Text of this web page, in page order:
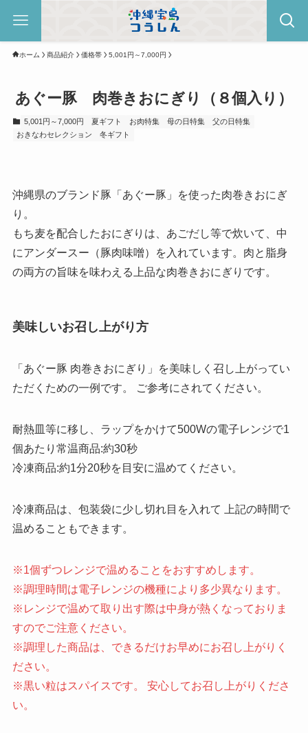
ホーム 商品紹介 価格帯 5,001円～7,000円
あぐー豚 肉巻きおにぎり（８個入り）
5,001円～7,000円 夏ギフト お肉特集 母の日特集
父の日特集
おきなわセレクション
冬ギフト
沖縄県のブランド豚「あぐー豚」を使った肉巻きおにぎ
り。
もち麦を配合したおにぎりは、あごだし等で炊いて、中
にアンダースー（豚肉味噌）を入れています。肉と脂身
の両方の旨味を味わえる上品な肉巻きおにぎりです。
美味しいお召し上がり方
「あぐー豚 肉巻きおにぎり」を美味しく召し上がってい
ただくための一例です。 ご参考にされてください。
耐熱皿等に移し、ラップをかけて500Wの電子レンジで1
個あたり常温商品:約30秒
冷凍商品:約1分20秒を目安に温めてください。
冷凍商品は、包装袋に少し切れ目を入れて 上記の時間で
温めることもできます。
※1個ずつレンジで温めることをおすすめします。
※調理時間は電子レンジの機種により多少異なります。
※レンジで温めて取り出す際は中身が熱くなっておりま
すのでご注意ください。
※調理した商品は、できるだけお早めにお召し上がりく
ださい。
※黒い粒はスパイスです。 安心してお召し上がりくださ
い。